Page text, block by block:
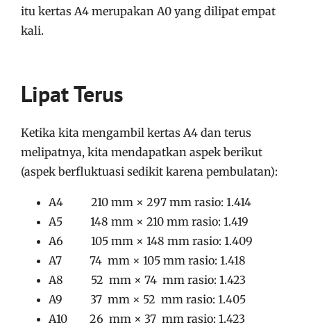
itu kertas A4 merupakan A0 yang dilipat empat
kali.
Lipat Terus
Ketika kita mengambil kertas A4 dan terus
melipatnya, kita mendapatkan aspek berikut
(aspek berfluktuasi sedikit karena pembulatan):
A4 210 mm × 297 mm rasio: 1.414
A5 148 mm × 210 mm rasio: 1.419
A6 105 mm × 148 mm rasio: 1.409
A7 74 mm × 105 mm rasio: 1.418
A8 52 mm × 74 mm rasio: 1.423
A9 37 mm × 52 mm rasio: 1.405
A10 26 mm × 37 mm rasio: 1.423